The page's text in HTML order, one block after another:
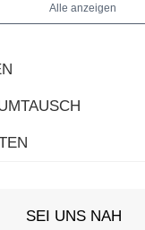
Alle anzeigen
SEI UNS NAH